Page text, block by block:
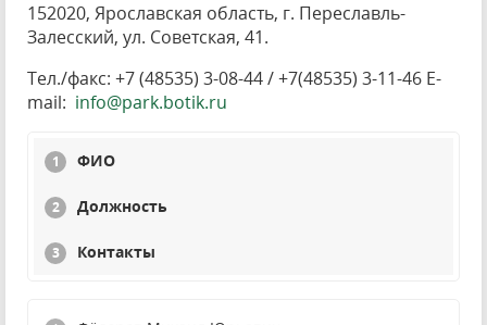
152020, Ярославская область, г. Переславль-
Залесский, ул. Советская, 41.
Тел./факс: +7 (48535) 3-08-44 / +7(48535) 3-11-46 E-
mail: info@park.botik.ru
ФИО
Должность
Контакты